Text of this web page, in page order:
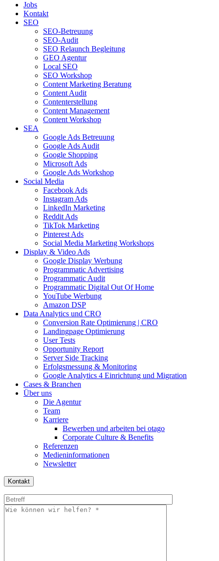
Jobs
Kontakt
SEO
SEO-Betreuung
SEO-Audit
SEO Relaunch Begleitung
GEO Agentur
Local SEO
SEO Workshop
Content Marketing Beratung
Content Audit
Contenterstellung
Content Management
Content Workshop
SEA
Google Ads Betreuung
Google Ads Audit
Google Shopping
Microsoft Ads
Google Ads Workshop
Social Media
Facebook Ads
Instagram Ads
LinkedIn Marketing
Reddit Ads
TikTok Marketing
Pinterest Ads
Social Media Marketing Workshops
Display & Video Ads
Google Display Werbung
Programmatic Advertising
Programmatic Audit
Programmatic Digital Out Of Home
YouTube Werbung
Amazon DSP
Data Analytics und CRO
Conversion Rate Optimierung | CRO
Landingpage Optimierung
User Tests
Opportunity Report
Server Side Tracking
Erfolgsmessung & Monitoring
Google Analytics 4 Einrichtung und Migration
Cases & Branchen
Über uns
Die Agentur
Team
Karriere
Bewerben und arbeiten bei otago
Corporate Culture & Benefits
Referenzen
Medieninformationen
Newsletter
Kontakt